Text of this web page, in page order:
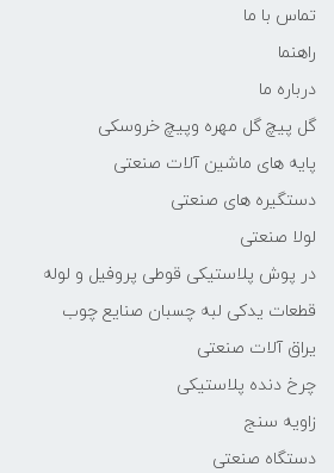
تماس با ما
راهنما
درباره ما
گل پیچ گل مهره وپیچ خروسکی
پایه های ماشین آلات صنعتی
دستگیره های صنعتی
لولا صنعتی
در پوش پلاستیکی قوطی پروفیل و لوله
قطعات یدکی لبه چسبان صنایع چوب
یراق آلات صنعتی
چرخ دنده پلاستیکی
زاویه سنج
دستگاه صنعتی